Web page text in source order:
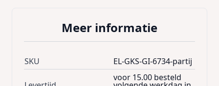
Meer informatie
SKU EL-GKS-GI-6734-partij
voor 15.00 besteld